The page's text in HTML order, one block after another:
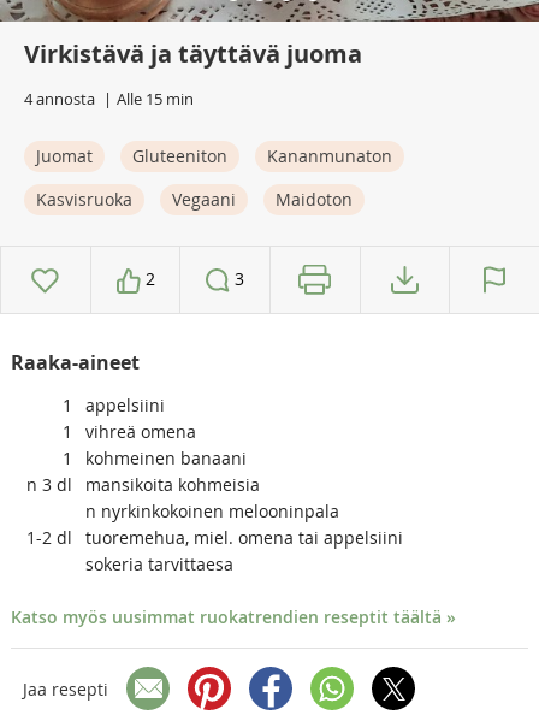
Virkistävä ja täyttävä juoma
4 annosta Alle 15 min
Juomat Gluteeniton
Kananmunaton
Kasvisruoka
Vegaani Maidoton
2 3
Raaka-aineet
1
appelsiini
1
vihreä omena
1
kohmeinen banaani
n 3 dl
mansikoita kohmeisia
n nyrkinkokoinen melooninpala
1-2 dl
tuoremehua, miel. omena tai appelsiini
sokeria tarvittaesa
Katso myös uusimmat ruokatrendien reseptit täältä »
Jaa resepti